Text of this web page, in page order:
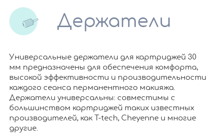
Держатели
Универсальные держатели для картриджей 30
мм предназначены для обеспечения комфорта,
высокой эффективности и производительности
каждого сеанса перманентного макияжа.
Держатели универсальны: совместимы с
большинством картриджей таких известных
производителей, как T-tech, Cheyenne и многие
другие.